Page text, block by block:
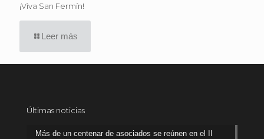
¡Viva San Fermín!
Leer más
Últimas noticias
Más de un centenar de asociados se reúnen en el II